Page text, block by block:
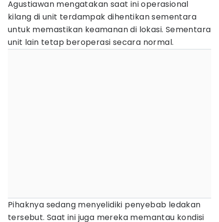
Agustiawan mengatakan saat ini operasional
kilang di unit terdampak dihentikan sementara
untuk memastikan keamanan di lokasi. Sementara
unit lain tetap beroperasi secara normal.
Pihaknya sedang menyelidiki penyebab ledakan
tersebut. Saat ini juga mereka memantau kondisi